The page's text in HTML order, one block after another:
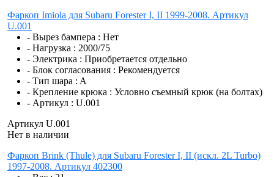
Фаркоп Imiola для Subaru Forester I, II 1999-2008. Артикул
U.001
- Вырез бампера : Нет
- Нагрузка : 2000/75
- Электрика : Приобретается отдельно
- Блок согласования : Рекомендуется
- Тип шара : A
- Крепление крюка : Условно съемный крюк (на болтах)
- Артикул : U.001
Артикул U.001
Нет в наличии
Фаркоп Brink (Thule) для Subaru Forester I, II (искл. 2L Turbo)
1997-2008. Артикул 402300